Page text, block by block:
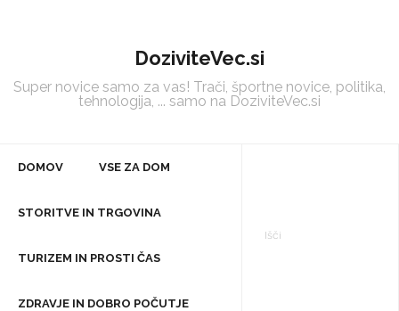
DoziviteVec.si
Super novice samo za vas! Trači, športne novice, politika,
tehnologija, ... samo na DoziviteVec.si
DOMOV VSE ZA DOM
STORITVE IN TRGOVINA
TURIZEM IN PROSTI ČAS
ZDRAVJE IN DOBRO POČUTJE